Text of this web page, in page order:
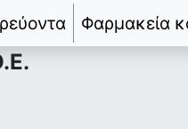
Φαρμακεία